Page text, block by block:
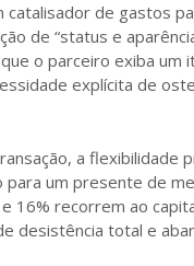
de gastos
de “status e
o parceiro exiba um
explícita de
a flexibilidade
um presente de
16% recorrem ao
desistência total e